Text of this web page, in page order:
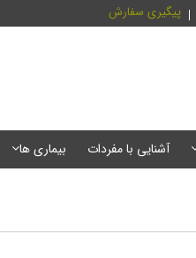
پیگیری سفارش
آشنایی با مفردات بیماری ها